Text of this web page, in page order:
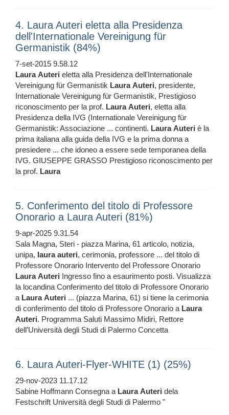
4. Laura Auteri eletta alla Presidenza
dell'Internationale Vereinigung für
Germanistik (84%)
7-set-2015 9.58.12
Laura Auteri eletta alla Presidenza dell'Internationale
Vereinigung für Germanistik Laura Auteri, presidente,
Internationale Vereinigung für Germanistik, Prestigioso
riconoscimento per la prof. Laura Auteri, eletta alla
Presidenza della IVG (Internationale Vereinigung für
Germanistik: Associazione ... continenti. Laura Auteri è la
prima italiana alla guida della IVG e la prima donna a
presiedere ... che idoneo a essere sede temporanea della
IVG. GIUSEPPE GRASSO Prestigioso riconoscimento per
la prof. Laura
5. Conferimento del titolo di Professore
Onorario a Laura Auteri (81%)
9-apr-2025 9.31.54
Sala Magna, Steri - piazza Marina, 61 articolo, notizia,
unipa, laura auteri, cerimonia, professore ... del titolo di
Professore Onorario Intervento del Professore Onorario
Laura Auteri Ingresso fino a esaurimento posti. Visualizza
la locandina Conferimento del titolo di Professore Onorario
a Laura Auteri ... (piazza Marina, 61) si tiene la cerimonia
di conferimento del titolo di Professore Onorario a Laura
Auteri. Programma Saluti Massimo Midiri, Rettore
dell’Università degli Studi di Palermo Concetta
6. Laura Auteri-Flyer-WHITE (1) (25%)
29-nov-2023 11.17.12
Sabine Hoffmann Consegna a Laura Auteri dela
Festschrift Università degli Studi di Palermo "